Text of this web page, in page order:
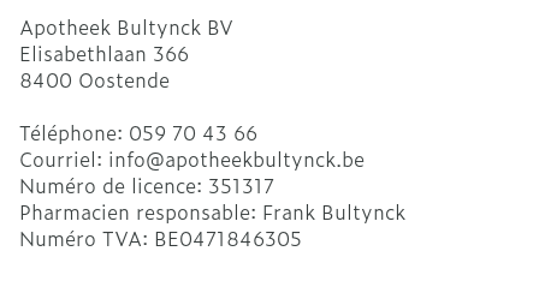
Apotheek Bultynck BV
Elisabethlaan 366
8400 Oostende
Téléphone: 059 70 43 66
Courriel: info@apotheekbultynck.be
Numéro de licence: 351317
Pharmacien responsable: Frank Bultynck
Numéro TVA: BE0471846305